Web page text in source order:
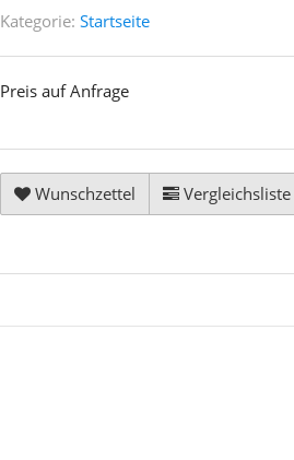
Kategorie: Startseite
Preis auf Anfrage
Wunschzettel Vergleichsliste